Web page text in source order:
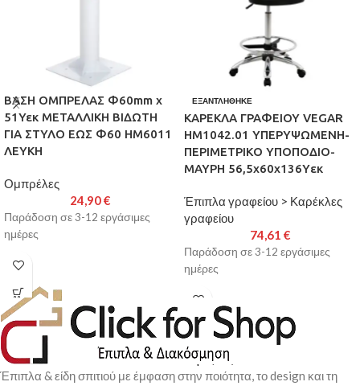
ΒΑΣΗ ΟΜΠΡΕΛΑΣ Φ60mm x
51Υεκ ΜΕΤΑΛΛΙΚΗ ΒΙΔΩΤΗ
ΓΙΑ ΣΤΥΛΟ ΕΩΣ Φ60 HM6011
ΛΕΥΚΗ
Ομπρέλες
24,90€
Παράδοση σε 3-12 εργάσιμες
ημέρες
ΕΞΑΝΤΛΉΘΗΚΕ
ΚΑΡΕΚΛΑ ΓΡΑΦΕΙΟΥ VEGAR
HM1042.01 ΥΠΕΡΥΨΩΜΕΝΗ-
ΠΕΡΙΜΕΤΡΙΚΟ ΥΠΟΠΟΔΙΟ-
ΜΑΥΡΗ 56,5x60x136Yεκ
Έπιπλα γραφείου > Καρέκλες
γραφείου
74,61 €
Παράδοση σε 3-12 εργάσιμες
ημέρες
Έπιπλα & είδη σπιτιού με έμφαση στην ποιότητα, το design και τη